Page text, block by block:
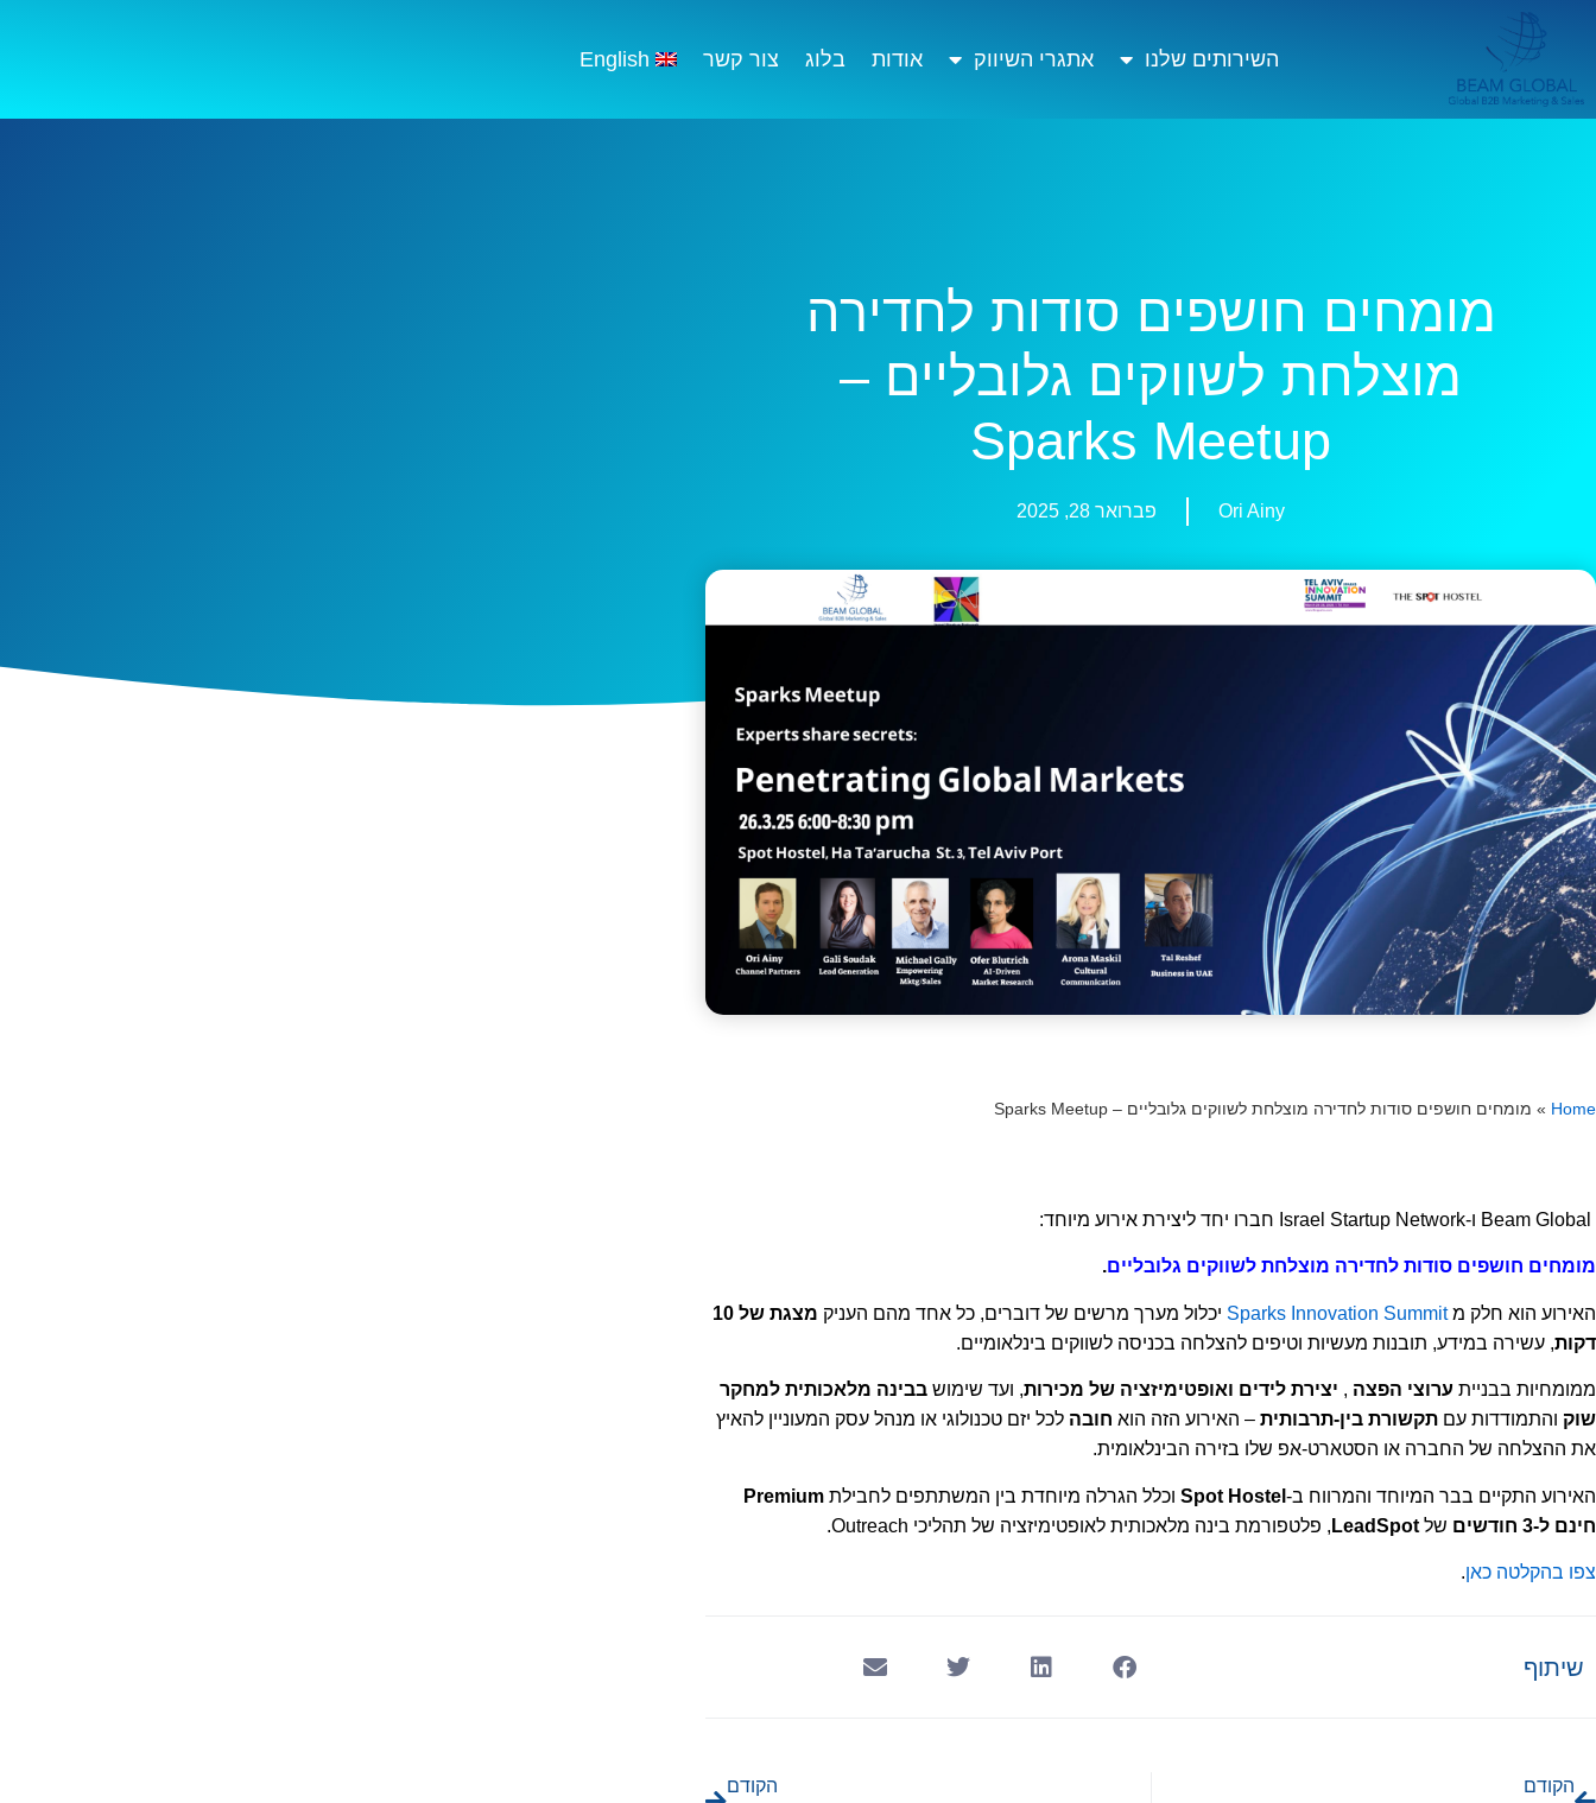
השירותים שלנו אתגרי השיווק אודות בלוג צור קשר English
מומחים חושפים סודות לחדירה
מוצלחת לשווקים גלובליים –
Sparks Meetup
Ori Ainy פברואר 28, 2025
Home
» מומחים חושפים סודות לחדירה מוצלחת לשווקים גלובליים – Sparks Meetup
Beam Global ו-Israel Startup Network חברו יחד ליצירת אירוע מיוחד:
מומחים חושפים סודות לחדירה מוצלחת לשווקים גלובליים.
האירוע הוא חלק מSparks Innovation Summit יכלול מערך מרשים של דוברים, כל אחד מהם העניק
מצגת של 10
דקות, עשירה במידע, תובנות מעשיות וטיפים להצלחה בכניסה לשווקים בינלאומיים.
ממומחיות בבניית ערוצי הפצה , יצירת לידים ואופטימיזציה של מכירות, ועד שימוש בבינה מלאכותית למחקר
שוק והתמודדות עם תקשורת בין-תרבותית – האירוע הזה הוא חובה לכל יזם טכנולוגי או מנהל עסק המעוניין להאיץ
את ההצלחה של החברה או הסטארט-אפ שלו בזירה הבינלאומית.
האירוע התקיים בבר המיוחד והמרווח ב- Spot Hostel וכלל הגרלה מיוחדת בין המשתתפים לחבילת Premium
חינם ל-3 חודשים
של LeadSpot , פלטפורמת בינה מלאכותית לאופטימיזציה של תהליכי Outreach.
צפו בהקלטה כאן.
שיתוף
הקודם הקודם